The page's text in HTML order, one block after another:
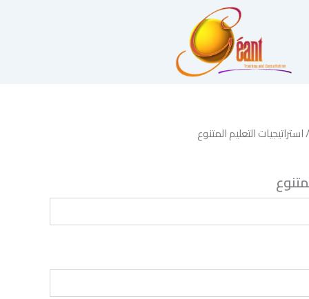
/ استراتيجيات التعليم المتنوع